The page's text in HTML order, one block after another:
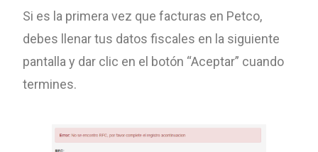
Si es la primera vez que facturas en Petco,
debes llenar tus datos fiscales en la siguiente
pantalla y dar clic en el botón “Aceptar” cuando
termines.